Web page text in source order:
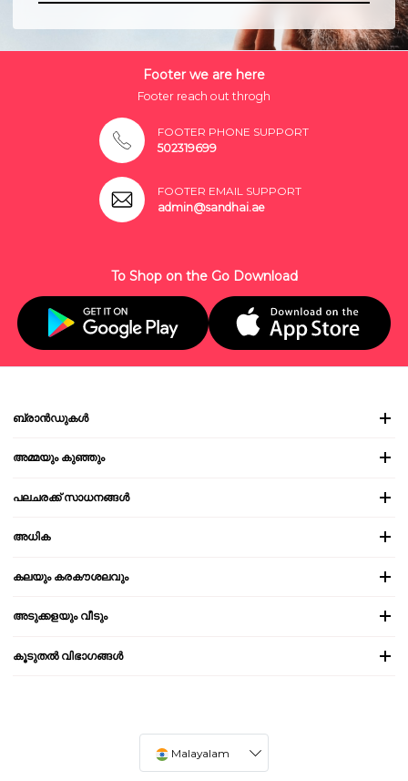
Footer we are here
Footer reach out throgh
FOOTER PHONE SUPPORT
502319699
FOOTER EMAIL SUPPORT
admin@sandhai.ae
To Shop on the Go Download
ബ്രാൻഡുകൾ
അമ്മയും കുഞ്ഞും
പലചരക്ക് സാധനങ്ങൾ
അധിക
കലയും കരകൗശലവും
അടുക്കളയും വീടും
കൂടുതൽ വിഭാഗങ്ങൾ
Malayalam